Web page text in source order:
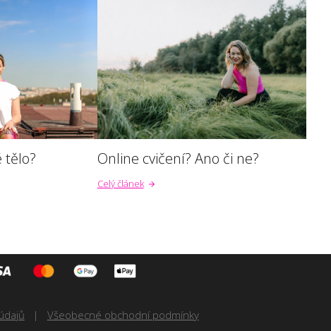
tělo? Online cvičení? Ano či ne?
Celý článek
Všeobecné obchodní podmínky